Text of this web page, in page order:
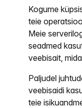
Kogume
teie
Meie
seadmed
veebisait,
Paljudel
veebisaidi
teie